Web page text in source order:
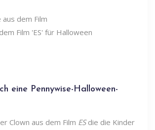
Film 'ES' für Halloween
eine Pennywise-Halloween-
Clown aus dem Film ESdie die Kinder